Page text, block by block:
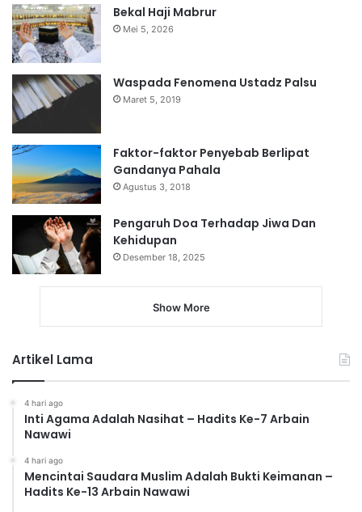
Bekal Haji Mabrur
Mei 5, 2026
Waspada Fenomena Ustadz Palsu
Maret 5, 2019
Faktor-faktor Penyebab Berlipat
Gandanya Pahala
Agustus 3, 2018
Pengaruh Doa Terhadap Jiwa Dan
Kehidupan
Desember 18, 2025
Show More
Artikel Lama
4 hari ago
Inti Agama Adalah Nasihat – Hadits Ke-7 Arbain
Nawawi
4 hari ago
Mencintai Saudara Muslim Adalah Bukti Keimanan –
Hadits Ke-13 Arbain Nawawi